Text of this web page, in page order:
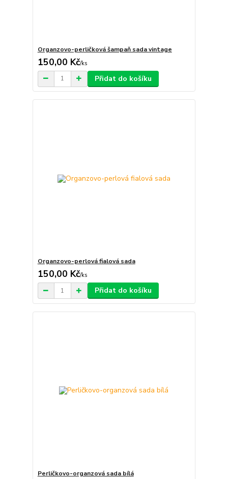
Organzovo-perličková šampaň sada vintage
150,00 Kč/ks
Přidat do košíku
Organzovo-perlová fialová sada
150,00 Kč/ks
Přidat do košíku
Perličkovo-organzová sada bílá